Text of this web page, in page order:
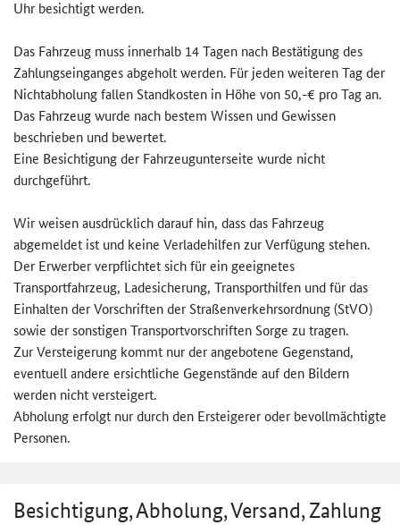
Uhr besichtigt werden.
Das Fahrzeug muss innerhalb 14 Tagen nach Bestätigung des
Zahlungseinganges abgeholt werden. Für jeden weiteren Tag der
Nichtabholung fallen Standkosten in Höhe von 50,-€ pro Tag an.
Das Fahrzeug wurde nach bestem Wissen und Gewissen
beschrieben und bewertet.
Eine Besichtigung der Fahrzeugunterseite wurde nicht
durchgeführt.
Wir weisen ausdrücklich darauf hin, dass das Fahrzeug
abgemeldet ist und keine Verladehilfen zur Verfügung stehen.
Der Erwerber verpflichtet sich für ein geeignetes
Transportfahrzeug, Ladesicherung, Transporthilfen und für das
Einhalten der Vorschriften der Straßenverkehrsordnung (StVO)
sowie der sonstigen Transportvorschriften Sorge zu tragen.
Zur Versteigerung kommt nur der angebotene Gegenstand,
eventuell andere ersichtliche Gegenstände auf den Bildern
werden nicht versteigert.
Abholung erfolgt nur durch den Ersteigerer oder bevollmächtigte
Personen.
Besichtigung, Abholung, Versand, Zahlung